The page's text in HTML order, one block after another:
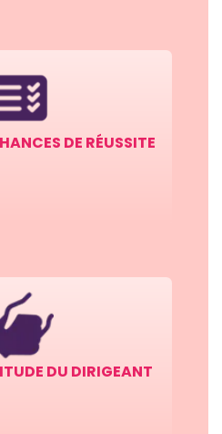
DE RÉUSSITE
DU DIRIGEANT